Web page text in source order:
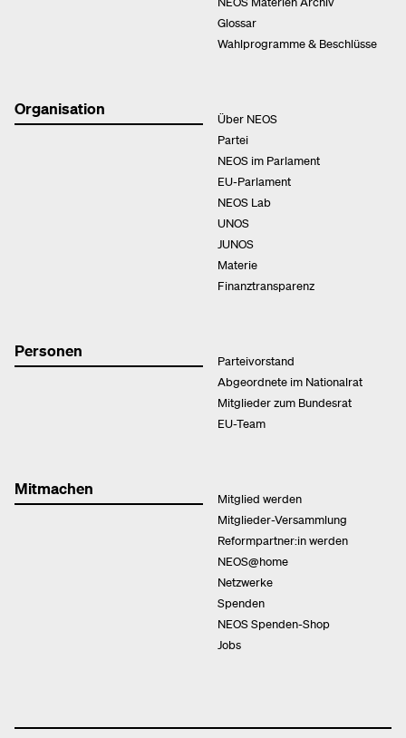
Glossar
Wahlprogramme & Beschlüsse
Organisation
Über NEOS
Partei
NEOS im Parlament
EU-Parlament
NEOS Lab
UNOS
JUNOS
Materie
Finanztransparenz
Personen
Parteivorstand
Abgeordnete im Nationalrat
Mitglieder zum Bundesrat
EU-Team
Mitmachen
Mitglied werden
Mitglieder-Versammlung
Reformpartner:in werden
NEOS@home
Netzwerke
Spenden
NEOS Spenden-Shop
Jobs